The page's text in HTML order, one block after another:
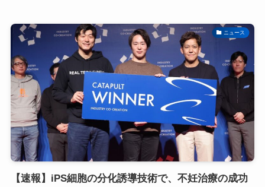
ニュース
【速報】iPS細胞の分化誘導技術で、不妊治療の成功